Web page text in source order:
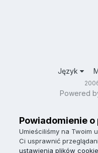
Język
Powered
Powiadomienie
Umieściliśmy na Twoim
Ci usprawnić
ustawienia plików cookie